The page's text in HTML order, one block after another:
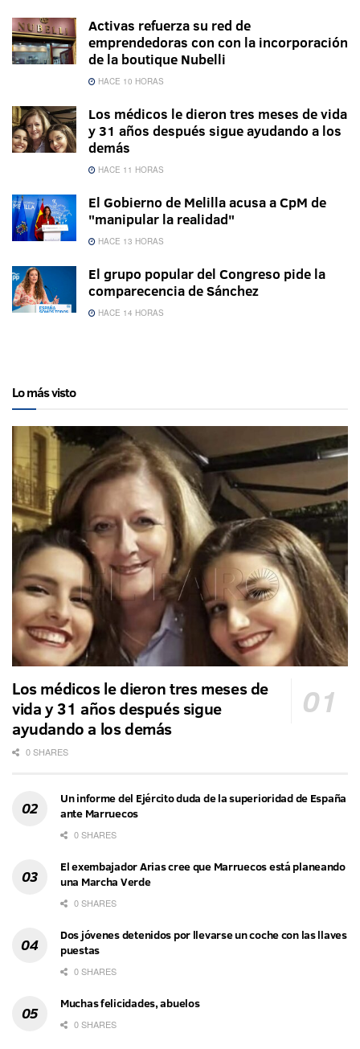
Activas refuerza su red de
emprendedoras con con la incorporación
de la boutique Nubelli
HACE 10 HORAS
Los médicos le dieron tres meses de vida
y 31 años después sigue ayudando a los
demás
HACE 11 HORAS
El Gobierno de Melilla acusa a CpM de
"manipular la realidad"
HACE 13 HORAS
El grupo popular del Congreso pide la
comparecencia de Sánchez
HACE 14 HORAS
Lo más visto
Los médicos le dieron tres meses de
vida y 31 años después sigue
ayudando a los demás
0 SHARES
Un informe del Ejército duda de la superioridad de España
ante Marruecos
0 SHARES
El exembajador Arias cree que Marruecos está planeando
una Marcha Verde
0 SHARES
Dos jóvenes detenidos por llevarse un coche con las llaves
puestas
0 SHARES
Muchas felicidades, abuelos
0 SHARES